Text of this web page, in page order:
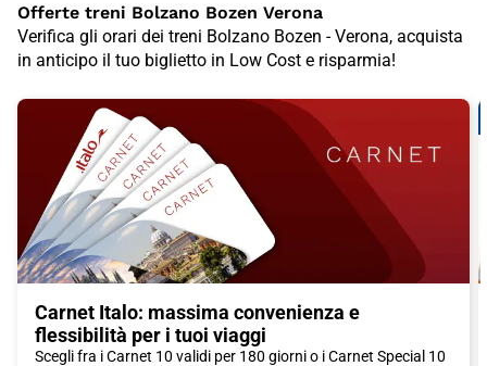
Offerte treni Bolzano Bozen Verona
Verifica gli orari dei treni Bolzano Bozen - Verona, acquista
in anticipo il tuo biglietto in Low Cost e risparmia!
Carnet Italo: massima convenienza e
flessibilità per i tuoi viaggi
Scegli fra i Carnet 10 validi per 180 giorni o i Carnet Special 10